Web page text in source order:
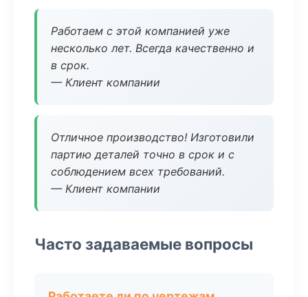
Работаем с этой компанией уже
несколько лет. Всегда качественно и
в срок.
— Клиент компании
Отличное производство! Изготовили
партию деталей точно в срок и с
соблюдением всех требований.
— Клиент компании
Часто задаваемые вопросы